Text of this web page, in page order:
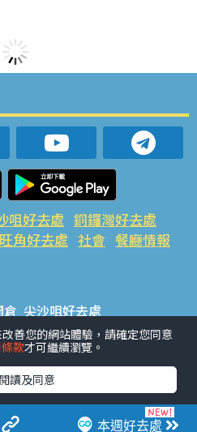
本週好去處
咀好去處 銅鑼灣好去處
旺角好去處 社會 餐廳情報
倉 尖沙咀好去處
灣好去處 旺角好去處 社會
介 #美食社群熱話
應用程式
#限時搶
善您的網站體驗，請確定您同意
款才可繼續瀏覽。
讀及同意